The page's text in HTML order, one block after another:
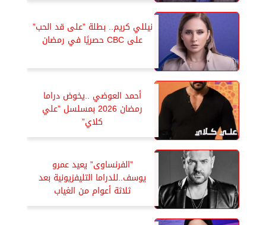
نيللي كريم.. بطلة ”على قد الحب”
على CBC حصريًا في رمضان
أحمد العوضي ..يخوض دراما
رمضان 2026 بمسلسل ”علي
كلاي”
”الفرنساوى” يعيد عمرو
يوسف..للدراما التليفزيونية بعد
ثلاثة أعوام من الغياب